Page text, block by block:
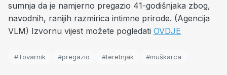
sumnja da je namjerno pregazio 41-godišnjaka zbog,
navodnih, ranijih razmirica intimne prirode. (Agencija
VLM) Izvornu vijest možete pogledati OVDJE
#Tovarnik #pregazio #teretnjak #muškarca